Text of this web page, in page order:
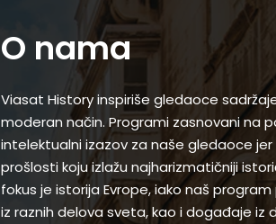
O nama
Viasat History inspiriše gledaoce
moderan način. Programi zasnovani na
intelektualni izazov za naše gledaoce
prošlosti koju izlažu najharizmatičniji
fokus je istorija Evrope, iako naš
iz raznih delova sveta, kao i događaje iz